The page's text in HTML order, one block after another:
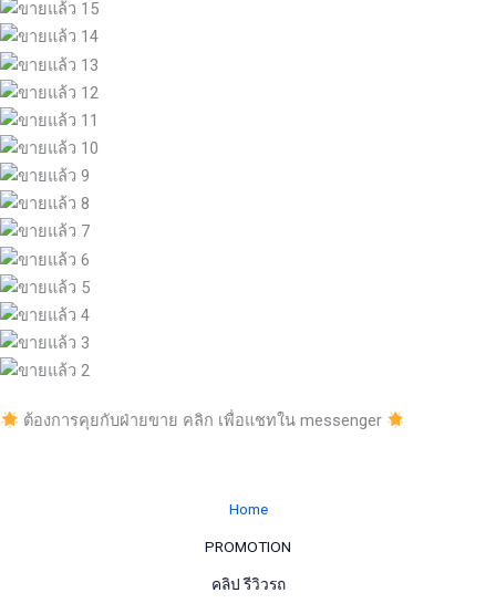
ต้องการคุยกับฝ่ายขาย คลิก เพื่อแชทใน messenger
Home
PROMOTION
คลิป รีวิวรถ